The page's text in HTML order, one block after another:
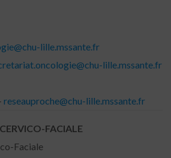
lille.mssante.fr
lille.mssante.fr
reseauproche@chu-lille.mssante.fr
FACIALE
Faciale